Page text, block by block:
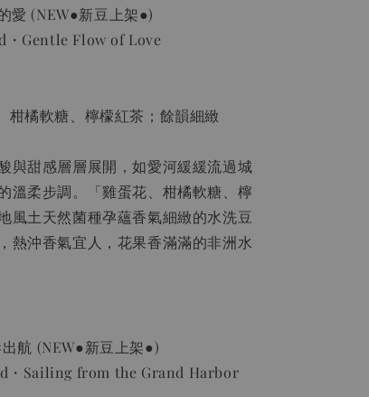
愛 (NEW●新豆上架●)
・Gentle Flow of Love
柑橘軟糖、檸檬紅茶；餘韻細緻
與甜感層層展開，如愛河緩緩流過城
溫柔步調。「雞蛋花、柑橘軟糖、檸
風土天然菌種孕蘊香氣細緻的水洗豆
熱沖香氣宜人，花果香滿滿的非洲水
航 (NEW●新豆上架●)
・Sailing from the Grand Harbor